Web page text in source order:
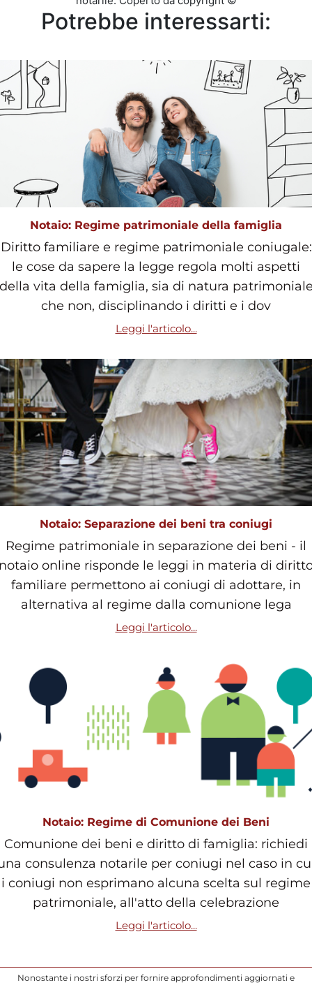
Potrebbe interessarti:
Notaio: Regime patrimoniale della famiglia
Diritto familiare e regime patrimoniale coniugale:
le cose da sapere la legge regola molti aspetti
vita della famiglia, sia di natura
che non, disciplinando i diritti e i dov
Leggi l'articolo...
Notaio: Separazione dei beni tra coniugi
Regime patrimoniale in separazione dei beni - il
online risponde le leggi in materia di
familiare permettono ai coniugi di adottare, in
alternativa al regime dalla comunione lega
Leggi l'articolo...
Notaio: Regime di Comunione dei Beni
Comunione dei beni e diritto di famiglia: richiedi
consulenza notarile per coniugi nel caso in
i coniugi non esprimano alcuna scelta sul regime
patrimoniale, all'atto della celebrazione
Leggi l'articolo...
Nonostante i nostri sforzi per fornire approfondimenti aggiornati e